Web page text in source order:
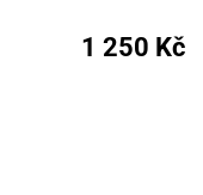
1 250 Kč